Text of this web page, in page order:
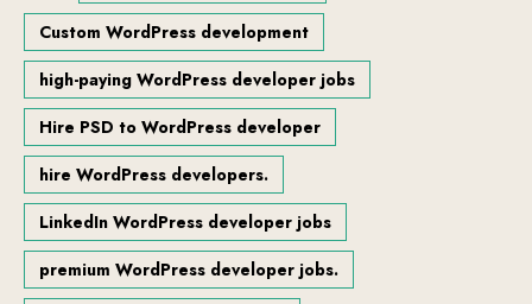
Custom WordPress development
high-paying WordPress developer jobs
Hire PSD to WordPress developer
hire WordPress developers.
LinkedIn WordPress developer jobs
premium WordPress developer jobs.